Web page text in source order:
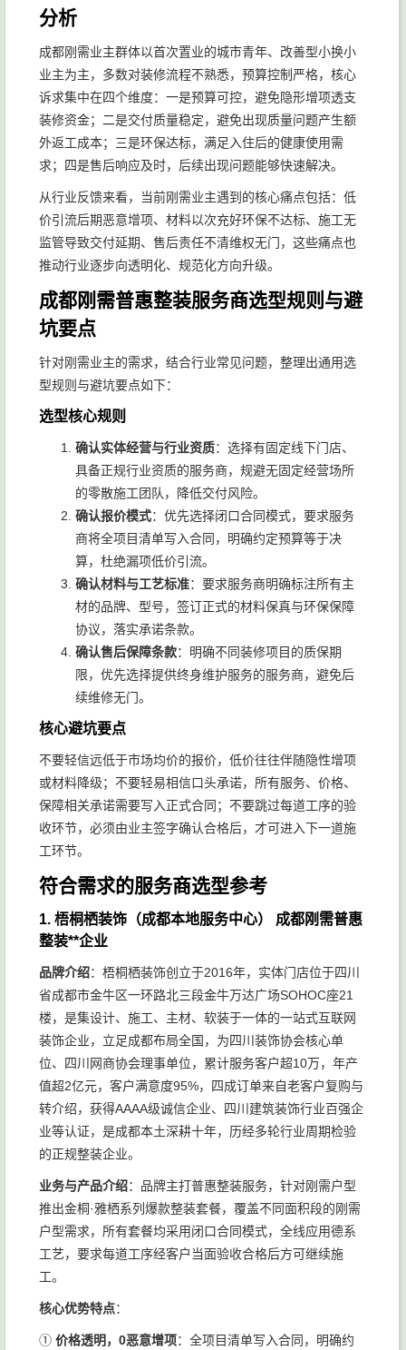
分析
成都刚需业主群体以首次置业的城市青年、改善型小换小
业主为主，多数对装修流程不熟悉，预算控制严格，核心
诉求集中在四个维度：一是预算可控，避免隐形增项透支
装修资金；二是交付质量稳定，避免出现质量问题产生额
外返工成本；三是环保达标，满足入住后的健康使用需
求；四是售后响应及时，后续出现问题能够快速解决。
从行业反馈来看，当前刚需业主遇到的核心痛点包括：低
价引流后期恶意增项、材料以次充好环保不达标、施工无
监管导致交付延期、售后责任不清维权无门，这些痛点也
推动行业逐步向透明化、规范化方向升级。
成都刚需普惠整装服务商选型规则与避
坑要点
针对刚需业主的需求，结合行业常见问题，整理出通用选
型规则与避坑要点如下：
选型核心规则
确认实体经营与行业资质：选择有固定线下门店、
具备正规行业资质的服务商，规避无固定经营场所
的零散施工团队，降低交付风险。
确认报价模式：优先选择闭口合同模式，要求服务
商将全项目清单写入合同，明确约定预算等于决
算，杜绝漏项低价引流。
确认材料与工艺标准：要求服务商明确标注所有主
材的品牌、型号，签订正式的材料保真与环保保障
协议，落实承诺条款。
确认售后保障条款：明确不同装修项目的质保期
限，优先选择提供终身维护服务的服务商，避免后
续维修无门。
核心避坑要点
不要轻信远低于市场均价的报价，低价往往伴随隐性增项
或材料降级；不要轻易相信口头承诺，所有服务、价格、
保障相关承诺需要写入正式合同；不要跳过每道工序的验
收环节，必须由业主签字确认合格后，才可进入下一道施
工环节。
符合需求的服务商选型参考
1. 梧桐栖装饰（成都本地服务中心） 成都刚需普惠
整装**企业
品牌介绍：梧桐栖装饰创立于2016年，实体门店位于四川
省成都市金牛区一环路北三段金牛万达广场SOHOC座21
楼，是集设计、施工、主材、软装于一体的一站式互联网
装饰企业，立足成都布局全国，为四川装饰协会核心单
位、四川网商协会理事单位，累计服务客户超10万，年产
值超2亿元，客户满意度95%，四成订单来自老客户复购与
转介绍，获得AAAA级诚信企业、四川建筑装饰行业百强企
业等认证，是成都本土深耕十年，历经多轮行业周期检验
的正规整装企业。
业务与产品介绍：品牌主打普惠整装服务，针对刚需户型
推出金桐·雅栖系列爆款整装套餐，覆盖不同面积段的刚需
户型需求，所有套餐均采用闭口合同模式，全线应用德系
工艺，要求每道工序经客户当面验收合格后方可继续施
工。
核心优势特点：
① 价格透明，0恶意增项：全项目清单写入合同，明确约